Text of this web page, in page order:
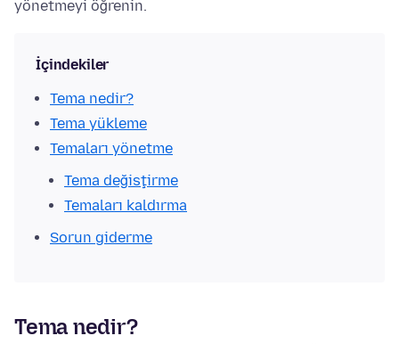
yönetmeyi öğrenin.
İçindekiler
Tema nedir?
Tema yükleme
Temaları yönetme
Tema değiştirme
Temaları kaldırma
Sorun giderme
Tema nedir?